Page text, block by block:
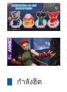
กำลังฮิต